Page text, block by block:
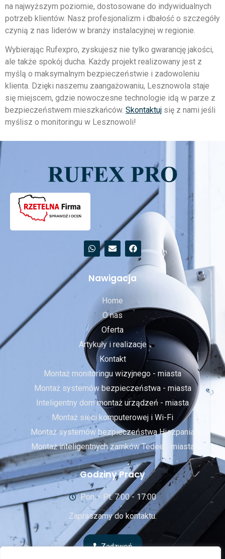
na najwyższym poziomie, dostosowane do indywidualnych
potrzeb klientów. Nasz profesjonalizm i dbałość o szczegóły
czynią z nas liderów w branży instalacyjnej w regionie.
Wybierając Rufexpro, zyskujesz nie tylko gwarancję jakości,
ale także spokój ducha. Każdy projekt realizowany jest z
myślą o maksymalnym bezpieczeństwie i zadowoleniu
klienta. Dzięki naszemu zaangażowaniu, Lesznowola staje
się miejscem, gdzie nowoczesne technologie idą w parze z
bezpieczeństwem mieszkańców. Skontaktuj się z nami jeśli
myślisz o monitoringu w Lesznowoli!
Nawigacja
Home
O nas
Oferta
Artykuły i realizacje
Kontakt
Montaż monitoringu wizyjnego - miasta
Montaż systemów bezpieczeństwa - miasta
Inteligentny dom montaż urządzeń - miasta
Montaż sieci komputerowej i Wi-Fi
Montaż systemów bezpieczeństwa Hiszpania
Montaż inteligentnych zamków Tedee - miasta
Godziny Pracy
Pon. - Pt. 7:00 - 17:00
Zapraszamy do kontaktu.
Zadzwoń